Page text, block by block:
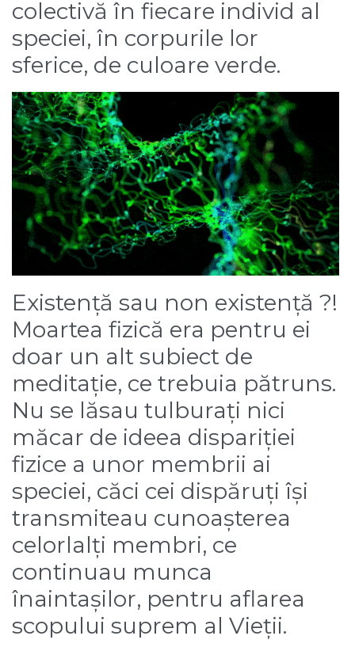
colectivă în fiecare individ al
speciei, în corpurile lor
sferice, de culoare verde.
Existență sau non existență ?!
Moartea fizică era pentru ei
doar un alt subiect de
meditație, ce trebuia pătruns.
Nu se lăsau tulburați nici
măcar de ideea dispariției
fizice a unor membrii ai
speciei, căci cei dispăruți își
transmiteau cunoașterea
celorlalți membri, ce
continuau munca
înaintașilor, pentru aflarea
scopului suprem al Vieții.